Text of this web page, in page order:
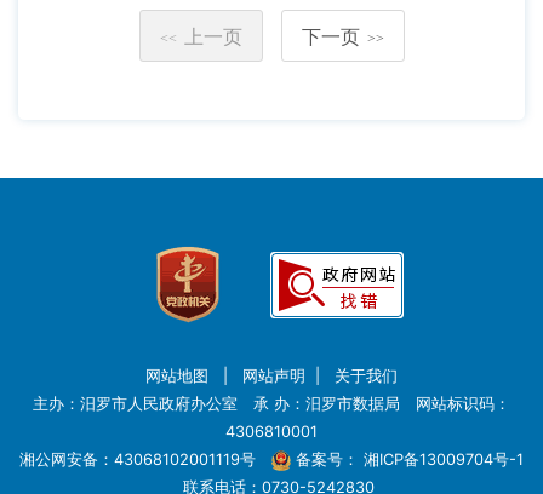
<< 上一页 下一页 >>
网站地图 网站声明
关于我们
主办：汨罗市人民政府办公室 承 办：汨罗市数据局 网站标识码：
4306810001
湘公网安备：43068102001119号
备案号： 湘ICP备13009704号-1
联系电话：0730-5242830